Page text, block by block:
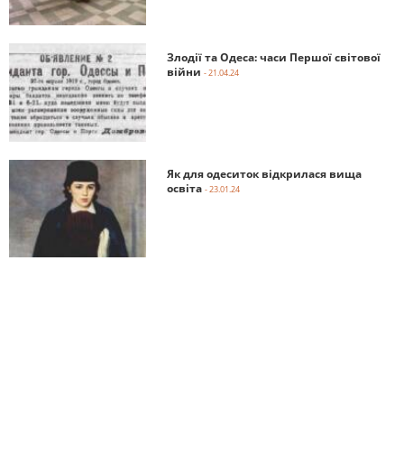
Злодії та Одеса: часи Першої світової
війни - 21.04.24
Як для одеситок відкрилася вища
освіта - 23.01.24